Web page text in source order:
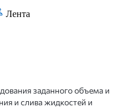
заданного объема и
и слива жидкостей и